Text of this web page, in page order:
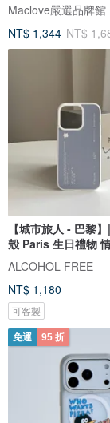
Maclove嚴選品牌館
NT$ 1,344 NT$
【城市旅人 - 巴黎
殼 Paris 生日禮物
ALCOHOL FREE
NT$ 1,180
可客製
免運 95 折